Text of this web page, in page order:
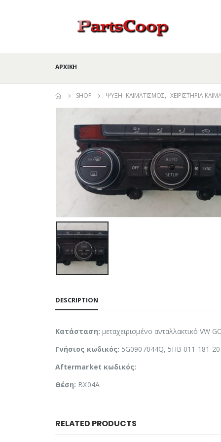
ΑΡΧΙΚΉ
SHOP ΨΎΞΗ- ΚΛΙΜΑΤΙΣΜΌΣ, ΧΕΙΡΙΣΤΉΡΙΑ
DESCRIPTION
Κατάσταση: μεταχειρισμένο ανταλλακτικό VW
Γνήσιος κωδικός: 5G0907044Q, 5HB 011 181-20
Aftermarket κωδικός:
Θέση: BX04A
RELATED PRODUCTS